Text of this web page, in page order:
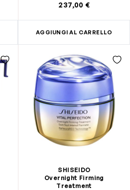
237,00 €
AGGIUNGI AL CARRELLO
SHISEIDO
Overnight Firming
Treatment